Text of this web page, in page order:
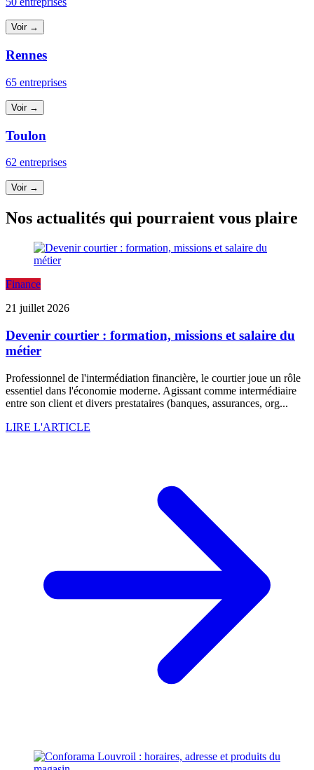
Voir →
Rennes
65 entreprises
Voir →
Toulon
62 entreprises
Voir →
Nos actualités qui pourraient vous plaire
Finance
21 juillet 2026
Devenir courtier : formation, missions et salaire du
métier
Professionnel de l'intermédiation financière, le courtier joue un rôle
essentiel dans l'économie moderne. Agissant comme intermédiaire
entre son client et divers prestataires (banques, assurances, org...
LIRE L'ARTICLE